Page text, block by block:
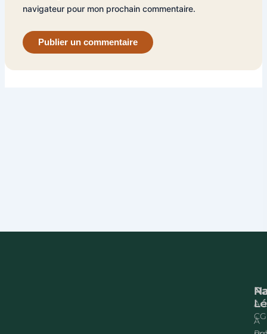
navigateur pour mon prochain commentaire.
À